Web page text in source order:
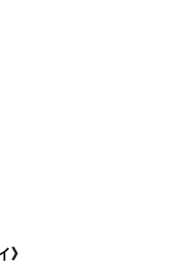
》